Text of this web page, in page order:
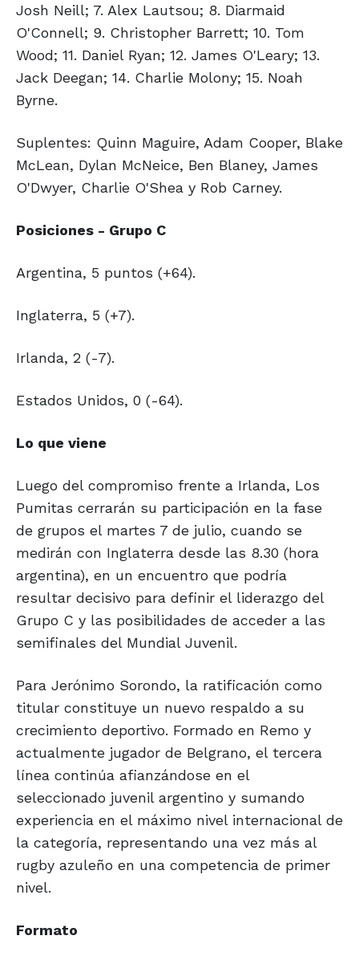
Josh Neill; 7. Alex Lautsou; 8. Diarmaid
O'Connell; 9. Christopher Barrett; 10. Tom
Wood; 11. Daniel Ryan; 12. James O'Leary; 13.
Jack Deegan; 14. Charlie Molony; 15. Noah
Byrne.
Suplentes: Quinn Maguire, Adam Cooper, Blake
McLean, Dylan McNeice, Ben Blaney, James
O'Dwyer, Charlie O'Shea y Rob Carney.
Posiciones - Grupo C
Argentina, 5 puntos (+64).
Inglaterra, 5 (+7).
Irlanda, 2 (-7).
Estados Unidos, 0 (-64).
Lo que viene
Luego del compromiso frente a Irlanda, Los
Pumitas cerrarán su participación en la fase
de grupos el martes 7 de julio, cuando se
medirán con Inglaterra desde las 8.30 (hora
argentina), en un encuentro que podría
resultar decisivo para definir el liderazgo del
Grupo C y las posibilidades de acceder a las
semifinales del Mundial Juvenil.
Para Jerónimo Sorondo, la ratificación como
titular constituye un nuevo respaldo a su
crecimiento deportivo. Formado en Remo y
actualmente jugador de Belgrano, el tercera
línea continúa afianzándose en el
seleccionado juvenil argentino y sumando
experiencia en el máximo nivel internacional de
la categoría, representando una vez más al
rugby azuleño en una competencia de primer
nivel.
Formato